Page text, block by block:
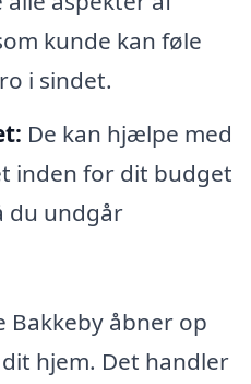
kunde kan føle
i sindet.
De kan hjælpe med
inden for dit budget
du undgår
Bakkeby åbner op
hjem. Det handler